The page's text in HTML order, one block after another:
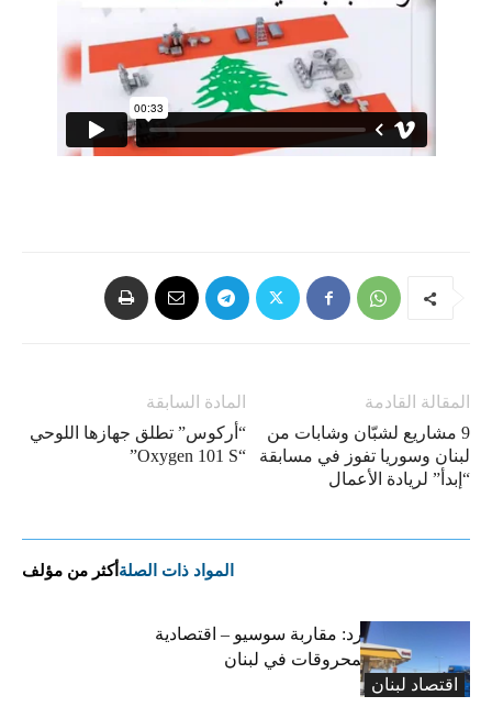
المادة السابقة
“أركوس” تطلق جهازها اللوحي
“Oxygen 101 S”
المقالة القادمة
9 مشاريع لشبّان وشابات من
لبنان وسوريا تفوز في مسابقة
“إبدأ” لريادة الأعمال
المواد ذات الصلة أكثر من مؤلف
اقتصاد لبنان
التضخم المستورد: مقاربة سوسيو – اقتصادية
لارتفاع أسعار المحروقات في لبنان